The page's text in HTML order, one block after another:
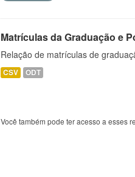
Matrículas da Graduação e
Relação de matrículas de
CSV ODT
Você também pode ter acesso a esses